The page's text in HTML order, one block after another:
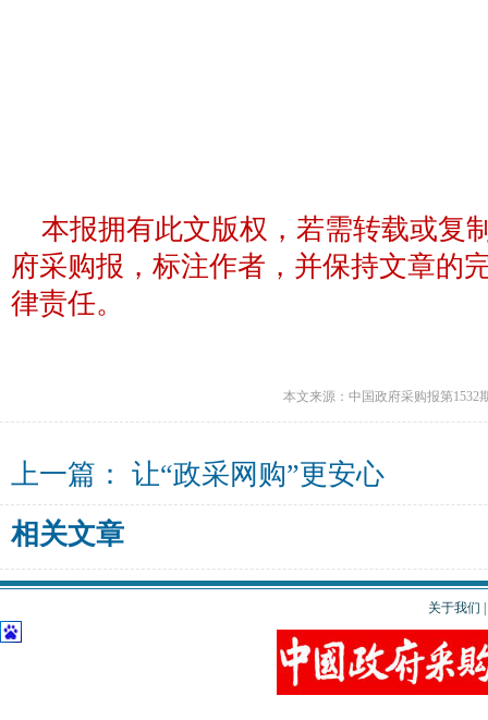
本报拥有此文版权，若需转载或复
府采购报，标注作者，并保持文章的
律责任。
本文来源：中国政府采购报第1532
上一篇： 让“政采网购”更安心
相关文章
关于我们